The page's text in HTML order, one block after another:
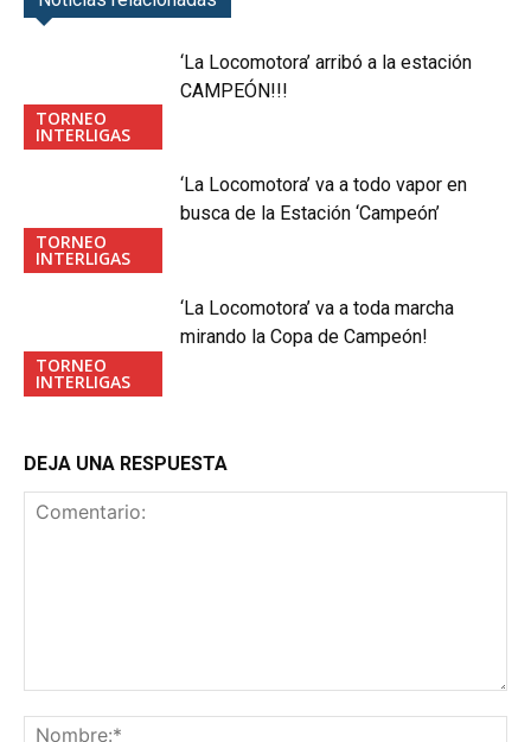
TORNEO
INTERLIGAS
‘La Locomotora’ arribó a la estación
CAMPEÓN!!!
TORNEO
INTERLIGAS
‘La Locomotora’ va a todo vapor en
busca de la Estación ‘Campeón’
TORNEO
INTERLIGAS
‘La Locomotora’ va a toda marcha
mirando la Copa de Campeón!
DEJA UNA RESPUESTA